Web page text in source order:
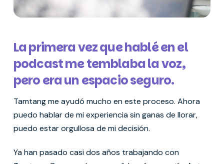
La primera vez que hablé en el
podcast me temblaba la voz,
pero era un espacio seguro.
Tamtang me ayudó mucho en este proceso. Ahora
puedo hablar de mi experiencia sin ganas de llorar,
puedo estar orgullosa de mi decisión.
Ya han pasado casi dos años trabajando con